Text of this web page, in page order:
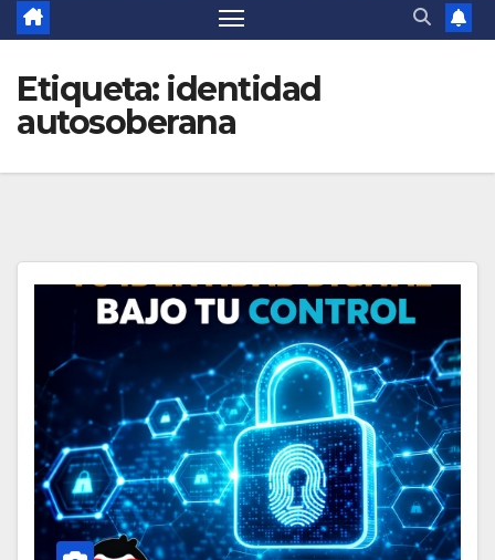
Etiqueta: identidad
autosoberana